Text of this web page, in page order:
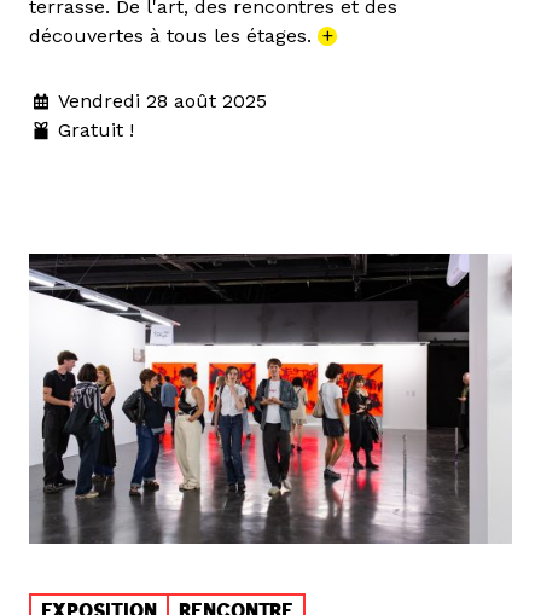
terrasse. De l'art, des rencontres et des
découvertes à tous les étages. +
Vendredi 28 août 2025
Gratuit !